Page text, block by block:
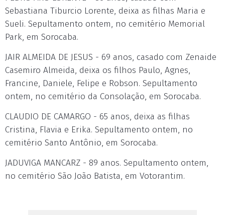
Sebastiana Tiburcio Lorente, deixa as filhas Maria e
Sueli. Sepultamento ontem, no cemitério Memorial
Park, em Sorocaba.
JAIR ALMEIDA DE JESUS - 69 anos, casado com Zenaide
Casemiro Almeida, deixa os filhos Paulo, Agnes,
Francine, Daniele, Felipe e Robson. Sepultamento
ontem, no cemitério da Consolação, em Sorocaba.
CLAUDIO DE CAMARGO - 65 anos, deixa as filhas
Cristina, Flavia e Erika. Sepultamento ontem, no
cemitério Santo Antônio, em Sorocaba.
JADUVIGA MANCARZ - 89 anos. Sepultamento ontem,
no cemitério São João Batista, em Votorantim.